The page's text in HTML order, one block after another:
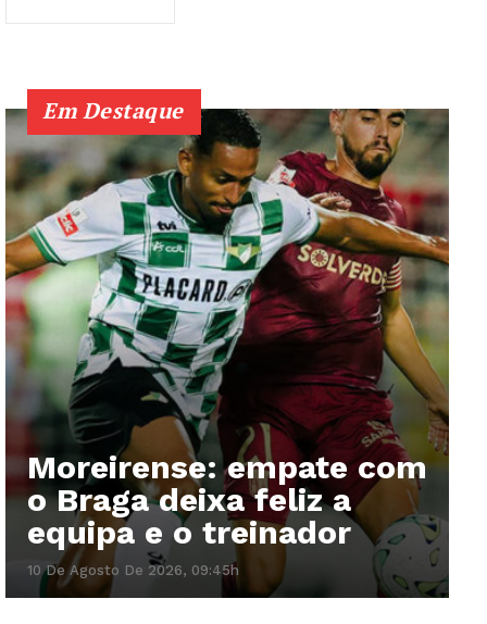
Em Destaque
Moreirense: empate com
o Braga deixa feliz a
equipa e o treinador
10 De Agosto De 2026, 09:45h